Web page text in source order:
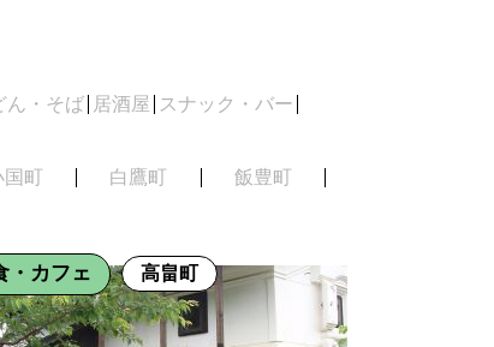
ん・そば 居酒屋 スナック・バー
町 白鷹町 飯豊町
・カフェ 高畠町